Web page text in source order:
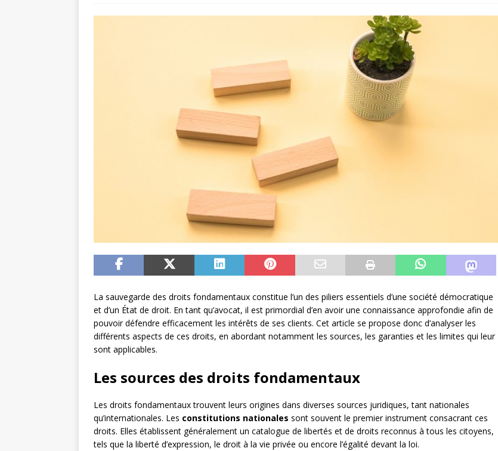
La sauvegarde des droits fondamentaux constitue l’un des piliers essentiels d’une société démocratique
et d’un État de droit. En tant qu’avocat, il est primordial d’en avoir une connaissance approfondie afin de
pouvoir défendre efficacement les intérêts de ses clients. Cet article se propose donc d’analyser les
différents aspects de ces droits, en abordant notamment les sources, les garanties et les limites qui leur
sont applicables.
Les sources des droits fondamentaux
Les droits fondamentaux trouvent leurs origines dans diverses sources juridiques, tant nationales
qu’internationales. Les constitutions nationales sont souvent le premier instrument consacrant ces
droits. Elles établissent généralement un catalogue de libertés et de droits reconnus à tous les citoyens,
tels que la liberté d’expression, le droit à la vie privée ou encore l’égalité devant la loi.